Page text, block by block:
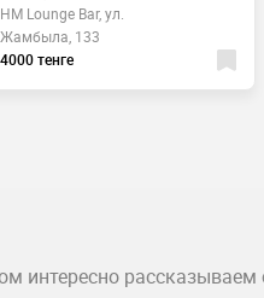
HM Lounge Bar, ул.
Жамбыла, 133
4000 тенге
интересно рассказываем